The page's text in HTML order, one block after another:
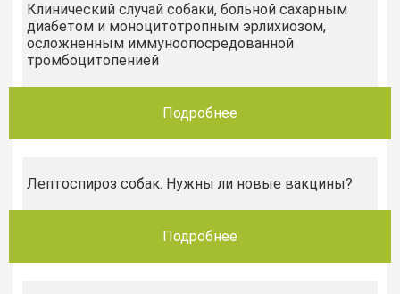
Клинический случай собаки, больной сахарным
диабетом и моноцитотропным эрлихиозом,
осложненным иммуноопосредованной
тромбоцитопенией
Подробнее
Лептоспироз собак. Нужны ли новые вакцины?
Подробнее